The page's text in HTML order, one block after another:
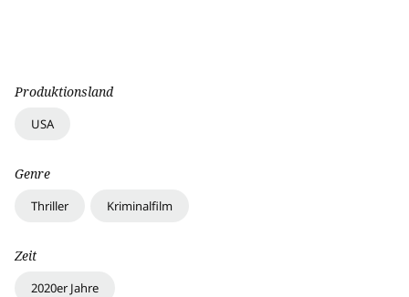
Produktionsland
USA
Genre
Thriller Kriminalfilm
Zeit
2020er Jahre